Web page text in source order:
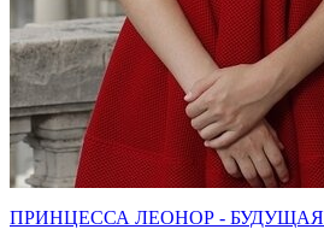
ПРИНЦЕССА ЛЕОНОР -